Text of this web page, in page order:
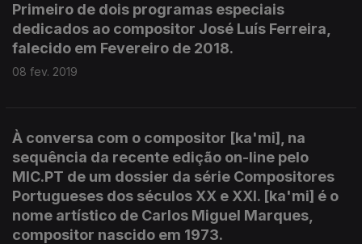
Primeiro de dois programas especiais
dedicados ao compositor José Luís Ferreira,
falecido em Fevereiro de 2018.
08 fev. 2019
À conversa com o compositor [ka'mi], na
sequência da recente edição on-line pelo
MIC.PT de um dossier da série Compositores
Portugueses dos séculos XX e XXI. [ka'mi] é o
nome artístico de Carlos Miguel Marques,
compositor nascido em 1973.